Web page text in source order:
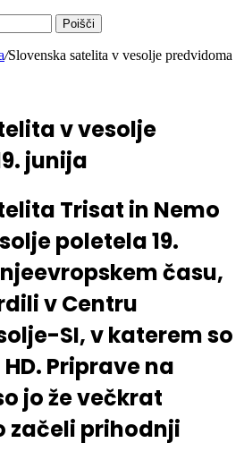
Poišči
/Slovenska satelita v vesolje predvidoma
v vesolje
junija
Trisat in Nemo
poletela 19.
času,
v Centru
SI, v katerem so
Priprave na
jo že večkrat
začeli prihodnji